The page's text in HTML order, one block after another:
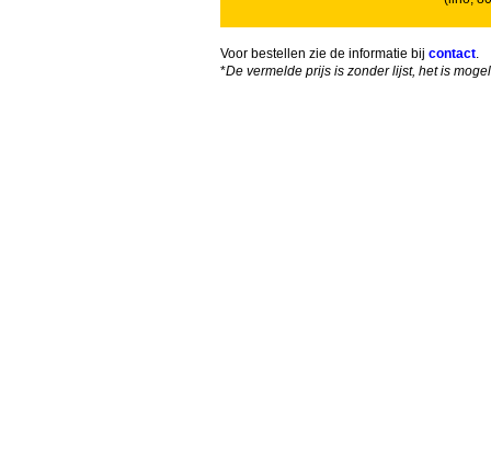
Voor bestellen zie de informatie bij contact.
*De vermelde prijs is zonder lijst, het is